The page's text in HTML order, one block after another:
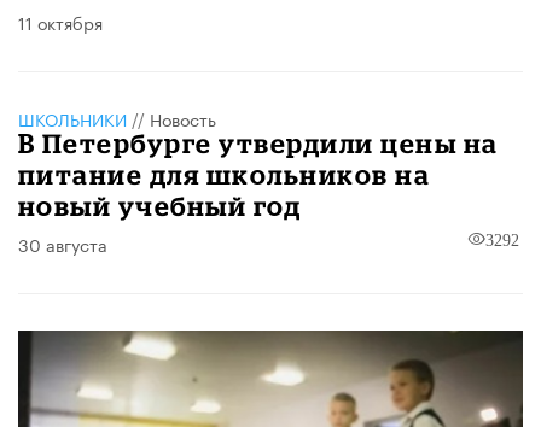
11 октября
ШКОЛЬНИКИ // Новость
В Петербурге утвердили цены на
питание для школьников на
новый учебный год
30 августа 3292